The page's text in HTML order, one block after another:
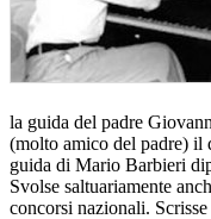
la guida del padre
(molto amico del padre) il
guida di Mario Barbieri
Svolse saltuariamente
concorsi nazionali.